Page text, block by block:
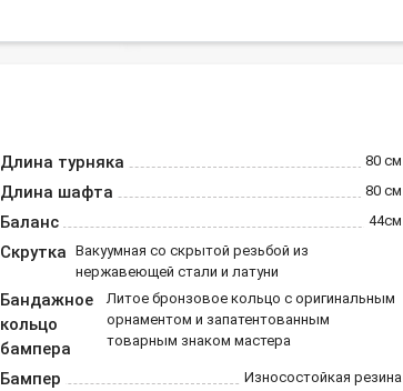
Длина турняка 80 см
Длина шафта 80 см
Баланс 44см
Скрутка Вакуумная со скрытой резьбой из
нержавеющей стали и латуни
Бандажное
кольцо
бампера
Литое бронзовое кольцо с оригинальным
орнаментом и запатентованным
товарным знаком мастера
Бампер Износостойкая резина